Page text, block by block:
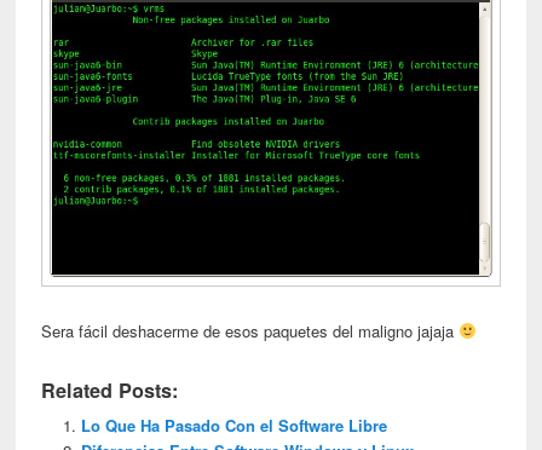
Sera fácil deshacerme de esos paquetes del maligno jajaja
Related Posts:
Lo Que Ha Pasado Con el Software Libre